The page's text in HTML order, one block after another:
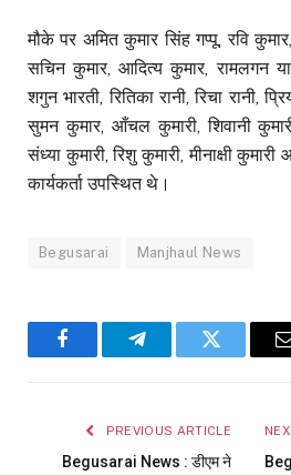
मौके पर अमित कुमार सिंह गप्पू, रवि
सचिन कुमार, आदित्य कुमार, रामलगन
शगुन भारती, रितिका रानी, रिचा रानी,
सुमन कुमार, आँचल कुमारी, शिवानी
संध्या कुमारी, रिशु कुमारी, मीनाक्षी
कार्यकर्ता उपस्थित थे।
Begusarai Manjhaul News
FacebookTelegramTwitter
PREVIOUS ARTICLE
Begusarai News : डीएम ने